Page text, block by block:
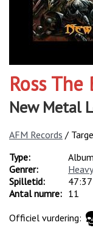
Ross The
New Metal
AFM Records /
Type:
Album
Genrer:
Spilletid:
47:37
Antal numre: 11
Officiel vurdering: